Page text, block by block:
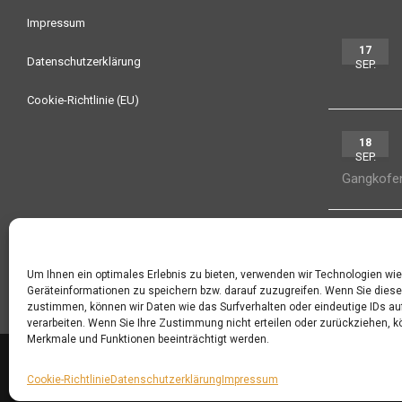
Um Ihnen ein optimales Erlebnis zu bieten, verwenden wir Technologien
Geräteinformationen zu speichern bzw. darauf zuzugreifen. Wenn Sie
zustimmen, können wir Daten wie das Surfverhalten oder eindeutige IDs
verarbeiten. Wenn Sie Ihre Zustimmung nicht erteilen oder zurückziehen,
Merkmale und Funktionen beeinträchtigt werden.
Cookie-RichtlinieDatenschutzerklärung Impressum
Impressum
Datenschutzerklärung
Cookie-Richtlinie (EU)
17
SEP.
18
SEP.